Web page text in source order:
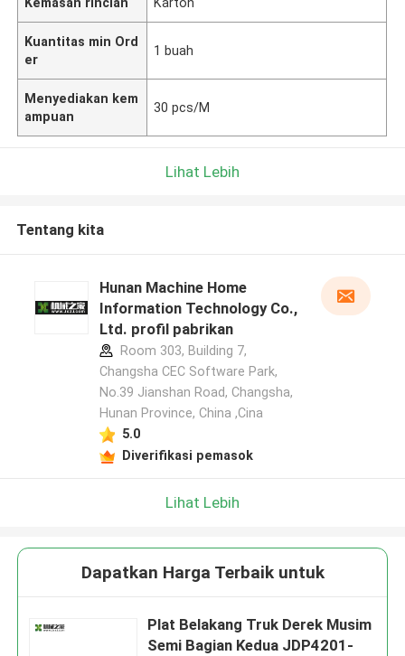
Kuantitas min Ord
er
1 buah
Menyediakan kem
ampuan
30 pcs/M
Lihat Lebih
Tentang kita
Hunan Machine Home
Information Technology Co.,
Ltd. profil pabrikan
Room 303, Building 7,
Changsha CEC Software Park,
No.39 Jianshan Road, Changsha,
Hunan Province, China ,Cina
5.0
Diverifikasi pemasok
Lihat Lebih
Dapatkan Harga Terbaik untuk
Plat Belakang Truk Derek Musim
Semi Bagian Kedua JDP4201-